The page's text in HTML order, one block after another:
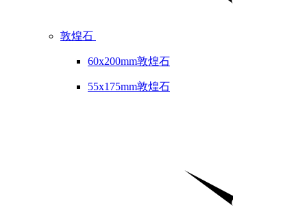
敦煌石
60x200mm敦煌石
55x175mm敦煌石